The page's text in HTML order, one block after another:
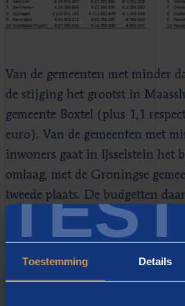
TEST
Toestemming Details
Van de gemeenten met minder
de stijging het grootst in
gemeente Boxtel (plus 1,1
euro). Van de gemeenten met
inwoners gaat in IJsselstein het
omlaag, met de Groningse
tweede plaats. De budgetten
1,8 respectievelijk 0,5 miljoen
tabellen tonen de
inwoner.